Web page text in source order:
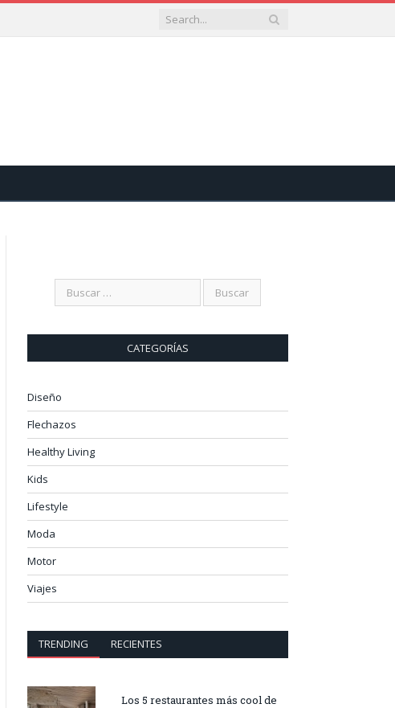
CATEGORÍAS
Diseño
Flechazos
Healthy Living
Kids
Lifestyle
Moda
Motor
Viajes
TRENDING RECIENTES
Los 5 restaurantes más cool de